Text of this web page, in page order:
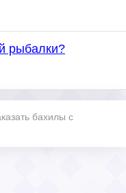
рыбалки?
бахилы с